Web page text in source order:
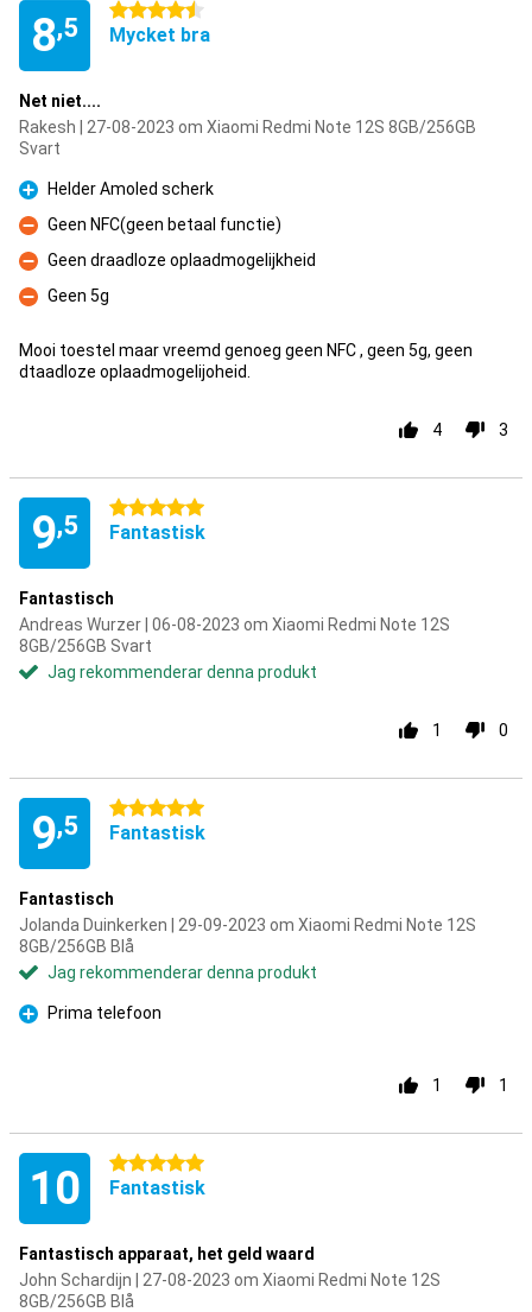
8,5
4.5 stjärnor
Mycket bra
Net niet....
Rakesh | 27-08-2023 om Xiaomi Redmi Note 12S 8GB/256GB
Svart
Fördelar
Helder Amoled scherk
Nackdelar
Geen NFC(geen betaal functie)
Nackdelar
Geen draadloze oplaadmogelijkheid
Nackdelar
Geen 5g
Mooi toestel maar vreemd genoeg geen NFC , geen 5g, geen
dtaadloze oplaadmogelijoheid.
4 3
9,5
5 stjärnor
Fantastisk
Fantastisch
Andreas Wurzer | 06-08-2023 om Xiaomi Redmi Note 12S
8GB/256GB Svart
Jag rekommenderar denna produkt
1 0
9,5
5 stjärnor
Fantastisk
Fantastisch
Jolanda Duinkerken | 29-09-2023 om Xiaomi Redmi Note 12S
8GB/256GB Blå
Jag rekommenderar denna produkt
Fördelar
Prima telefoon
1 1
10 5 stjärnor
Fantastisk
Fantastisch apparaat, het geld waard
John Schardijn | 27-08-2023 om Xiaomi Redmi Note 12S
8GB/256GB Blå